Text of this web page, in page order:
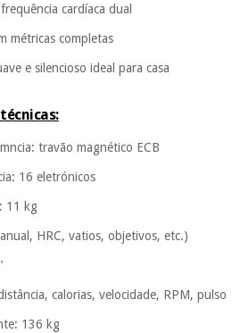
cardíaca dual
métricas completas
e silencioso ideal para casa
travão magnético ECB
16 eletrónicos
11 kg
HRC, vatios, objetivos, etc.)
calorias, velocidade, RPM, pulso
136 kg